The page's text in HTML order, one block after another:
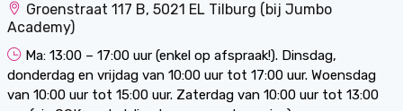
Groenstraat 117 B, 5021 EL Tilburg (bij Jumbo
Academy)
Ma: 13:00 – 17:00 uur (enkel op afspraak!). Dinsdag,
donderdag en vrijdag van 10:00 uur tot 17:00 uur. Woensdag
van 10:00 uur tot 15:00 uur. Zaterdag van 10:00 uur tot 13:00